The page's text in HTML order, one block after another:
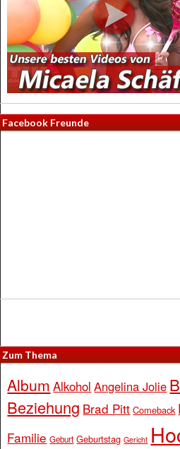
Facebook Freunde
Zum Thema
Album Alkohol Angelina Jolie
Beziehung Brad Pitt Comeback
Familie Geburt Geburtstag Gericht